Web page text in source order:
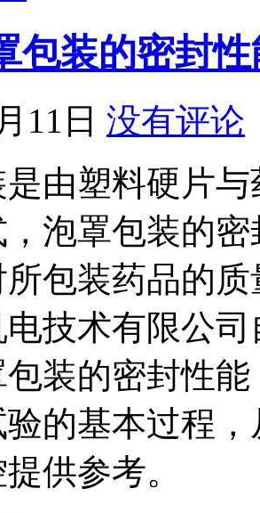
包装的密封
11日 没有评论
由塑料硬片
泡罩包装的
包装药品的
技术有限公
装的密封性
的基本过程
供参考。